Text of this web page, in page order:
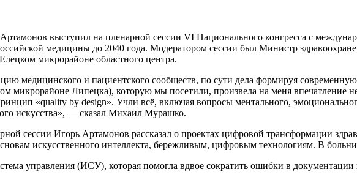
выступил на пленарной сессии VI Национального конгресса с
медицины до 2040 года. Модератором сессии был Министр
микрорайоне областного центра.
медицинского и пациентского сообществ, по сути дела формируя
Липецка), которую мы посетили, произвела на меня впечатление
«quality by design». Учли всё, включая вопросы ментального,
искусства», — сказал Михаил Мурашко.
сессии Игорь Артамонов рассказал о проектах цифровой трансформации
искусственного интеллекта, бережливым, цифровым технологиям. В
управления (ИСУ), которая помогла вдвое сократить ошибки в